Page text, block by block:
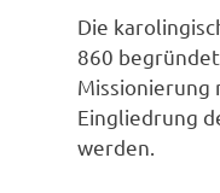
Die
860
Eingliedrung
werden.